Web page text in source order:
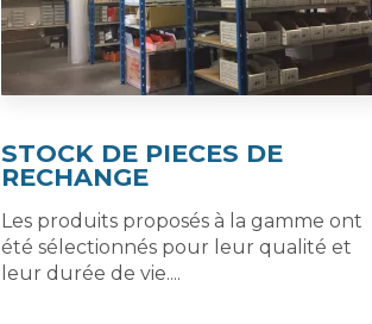
STOCK DE PIECES DE
RECHANGE
Les produits proposés à la gamme ont
été sélectionnés pour leur qualité et
leur durée de vie....